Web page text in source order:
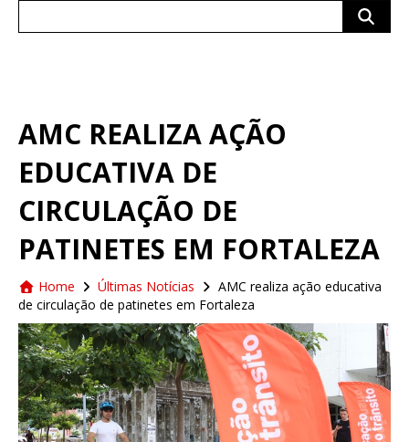
AMC REALIZA AÇÃO
EDUCATIVA DE
CIRCULAÇÃO DE
PATINETES EM FORTALEZA
Home Últimas Notícias
AMC realiza ação educativa
de circulação de patinetes em Fortaleza